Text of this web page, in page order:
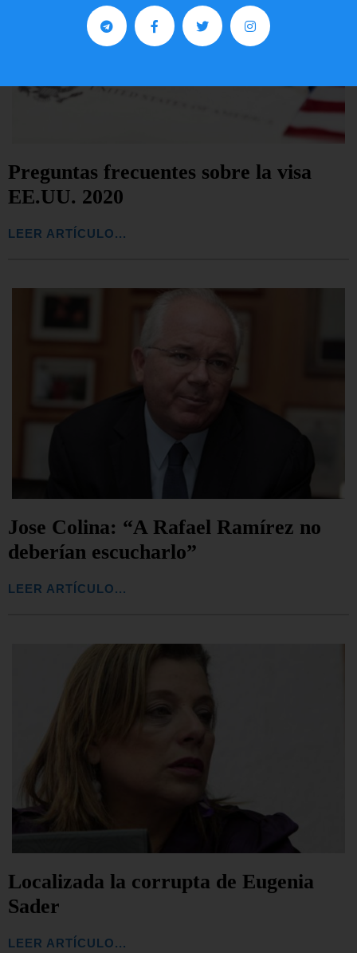
Preguntas frecuentes sobre la visa
EE.UU. 2020
LEER ARTÍCULO...
Jose Colina: “A Rafael Ramírez no
deberían escucharlo”
LEER ARTÍCULO...
Localizada la corrupta de Eugenia
Sader
LEER ARTÍCULO...